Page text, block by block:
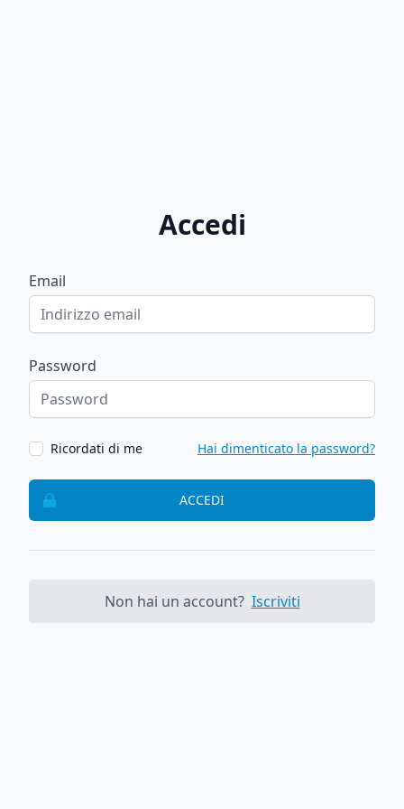
Accedi
Email
Password
Ricordati di me Hai dimenticato la password?
ACCEDI
Non hai un account? Iscriviti